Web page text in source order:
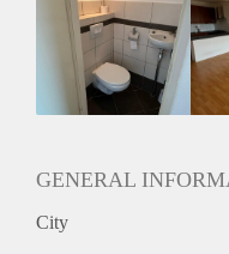
- Waarborgsom
- Huisdieren zijn hier
Wij werken conform het
Meer informatie vind je
https://tinyurl.com/
GENERAL
City